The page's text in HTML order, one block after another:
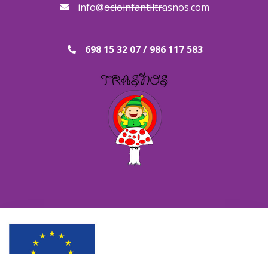
info@ocioinfantiltrasnos.com
698 15 32 07 / 986 117 583